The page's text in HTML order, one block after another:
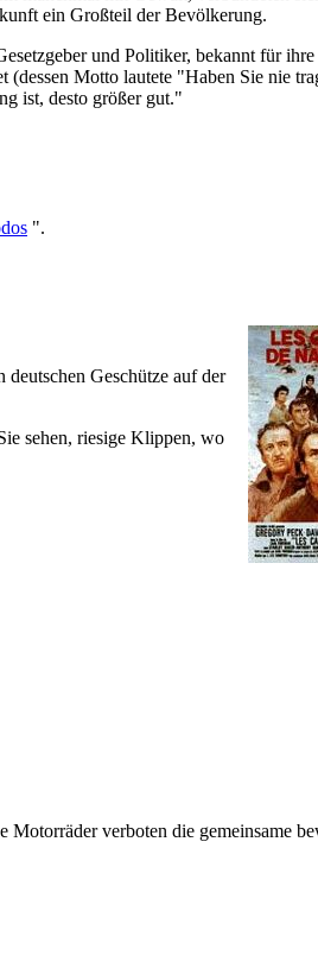
ein Großteil der Bevölkerung.
und Politiker, bekannt für
Motto lautete "Haben Sie nie
ist, desto größer gut."
".
Geschütze auf der
sehen, riesige Klippen, wo
verboten die gemeinsame